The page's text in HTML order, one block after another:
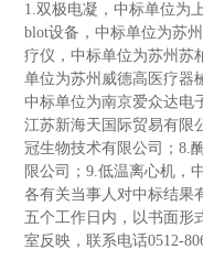
1.双极电凝，中标单位为
blot设备，中标单位为苏
疗仪，中标单位为苏州苏
单位为苏州威德高医疗器
中标单位为南京爱众达电
江苏新海天国际贸易有限
冠生物技术有限公司；8.
限公司；9.低温离心机，
各有关当事人对中标结果
五个工作日内，以书面形
室反映，联系电话0512-